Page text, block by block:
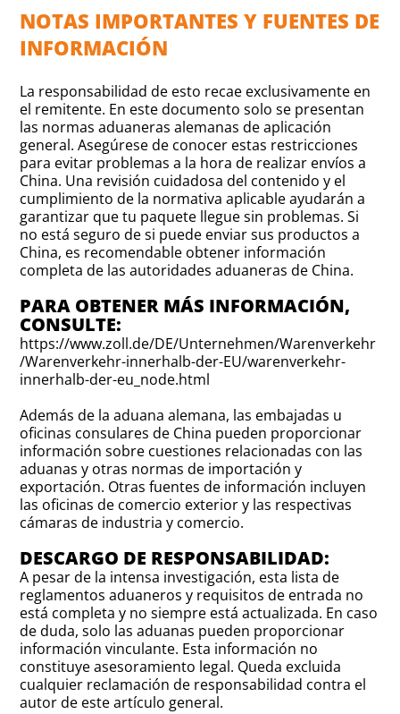
NOTAS IMPORTANTES Y FUENTES DE
INFORMACIÓN
La responsabilidad de esto recae exclusivamente en
el remitente. En este documento solo se presentan
las normas aduaneras alemanas de aplicación
general. Asegúrese de conocer estas restricciones
para evitar problemas a la hora de realizar envíos a
China. Una revisión cuidadosa del contenido y el
cumplimiento de la normativa aplicable ayudarán a
garantizar que tu paquete llegue sin problemas. Si
no está seguro de si puede enviar sus productos a
China, es recomendable obtener información
completa de las autoridades aduaneras de China.
PARA OBTENER MÁS INFORMACIÓN,
CONSULTE:
https://www.zoll.de/DE/Unternehmen/Warenverkehr
/Warenverkehr-innerhalb-der-EU/warenverkehr-
innerhalb-der-eu_node.html
Además de la aduana alemana, las embajadas u
oficinas consulares de China pueden proporcionar
información sobre cuestiones relacionadas con las
aduanas y otras normas de importación y
exportación. Otras fuentes de información incluyen
las oficinas de comercio exterior y las respectivas
cámaras de industria y comercio.
DESCARGO DE RESPONSABILIDAD:
A pesar de la intensa investigación, esta lista de
reglamentos aduaneros y requisitos de entrada no
está completa y no siempre está actualizada. En caso
de duda, solo las aduanas pueden proporcionar
información vinculante. Esta información no
constituye asesoramiento legal. Queda excluida
cualquier reclamación de responsabilidad contra el
autor de este artículo general.